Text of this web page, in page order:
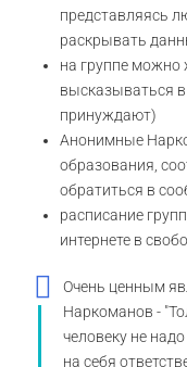
представляясь
раскрывать
на группе можно
высказываться
принуждают)
Анонимные
образования,
обратиться в
расписание
интернете в
Очень ценным
Наркоманов -
человеку не
на себя